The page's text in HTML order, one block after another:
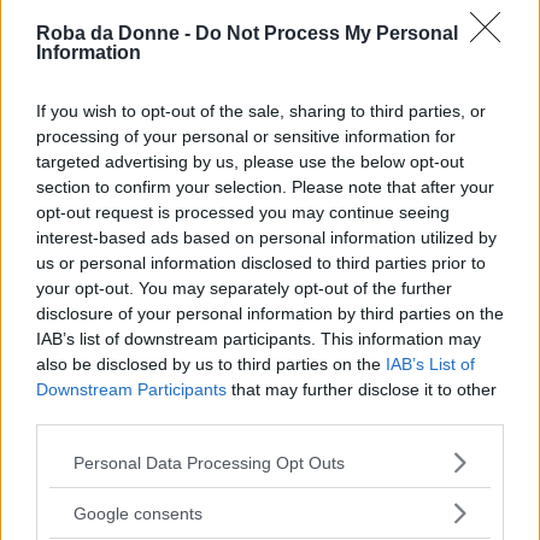
Roba da Donne - Do Not Process My Personal
Information
If you wish to opt-out of the sale, sharing to third parties, or
processing of your personal or sensitive information for
targeted advertising by us, please use the below opt-out
section to confirm your selection. Please note that after your
opt-out request is processed you may continue seeing
interest-based ads based on personal information utilized by
us or personal information disclosed to third parties prior to
your opt-out. You may separately opt-out of the further
disclosure of your personal information by third parties on the
IAB’s list of downstream participants. This information may
also be disclosed by us to third parties on the IAB’s List of
Downstream Participants that may further disclose it to other
Please note that this website/app uses one or more Google
not limited to your visit or usage behaviour. You may click to
Personal Data Processing Opt Outs
Google consents
dell’immagine diBeycome di “una figura non
sottomessa alle regole dello showbiz” e che
vende il femminismo come un nuovo prodotto
da aggiungere al suo marchio. Altre critiche
vengono anche daAnnie Lennox, che si scaglia
contro iltwerkingdi Beyoncé, sostenendo che
siaincoerente con una posizione femminista.
Altri inveceapprezzano. Si tratta soprattutto di
femministe che vedono nellasessualità
espressadalla cantante un simbolo dipotere
personale e dicelebrazionedella bellezza nera.
femminismo afroamericano